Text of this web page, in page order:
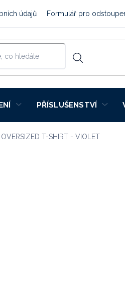
údajů Formulář pro
PŘÍSLUŠENSTVÍ
T-SHIRT - VIOLET